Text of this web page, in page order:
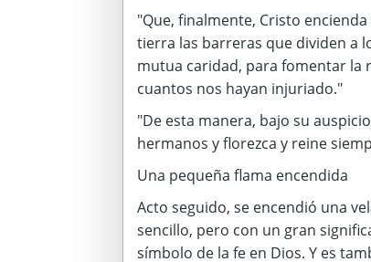
"Que, finalmente, Cristo
tierra las barreras que dividen a
mutua caridad, para fomentar la
cuantos nos hayan injuriado."
"De esta manera, bajo su
hermanos y florezca y reine
Una pequeña flama encendida
Acto seguido, se encendió una
sencillo, pero con un gran
símbolo de la fe en Dios. Y es